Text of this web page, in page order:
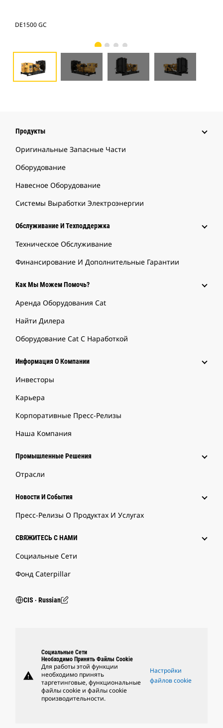
DE1500 GC
Продукты
Оригинальные Запасные Части
Оборудование
Навесное Оборудование
Системы Выработки Электроэнергии
Обслуживание И Техподдержка
Техническое Обслуживание
Финансирование И Дополнительные Гарантии
Как Мы Можем Помочь?
Аренда Оборудования Cat
Найти Дилера
Оборудование Cat С Наработкой
Информация О Компании
Инвесторы
Карьера
Корпоративные Пресс-Релизы
Наша Компания
Промышленные Решения
Отрасли
Новости И События
Пресс-Релизы О Продуктах И Услугах
СВЯЖИТЕСЬ С НАМИ
Социальные Сети
Фонд Caterpillar
CIS ‧ Russian
warning
Социальные Сети
Необходимо Принять Файлы Cookie
Для работы этой функции
необходимо принять
таргетинговые, функциональные
файлы cookie и файлы cookie
производительности.
Настройки
файлов cookie